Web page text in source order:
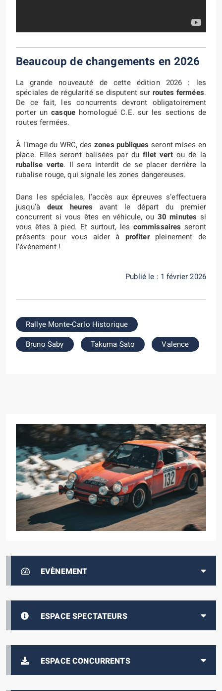
EVÈNEMENT
ESPACE SPECTATEURS
ESPACE CONCURRENTS
Beaucoup de changements en 2026
La grande nouveauté de cette édition 2026 : les
spéciales de régularité se disputent surroutes fermées.
De ce fait, les concurrents devront obligatoirement
porter uncasque homologué C.E. sur les sections de
routes fermées.
À l’image du WRC, des zones publiques seront mises en
place. Elles seront balisées par dufilet vertou de la
rubalise verte. Il sera interdit de se placer derrière la
rubalise rouge, qui signale les zones dangereuses.
Dans les spéciales, l’accès aux épreuves s’effectuera
jusqu’à deux heures avant le départ du premier
concurrent si vous êtes en véhicule, ou 30 minutes si
vous êtes à pied. Et surtout, les commissaires seront
présents pour vous aider à profiterpleinement de
l’événement !
Publié le : 1 février 2026
Rallye Monte-Carlo Historique
Bruno Saby
Takuma Sato Valence